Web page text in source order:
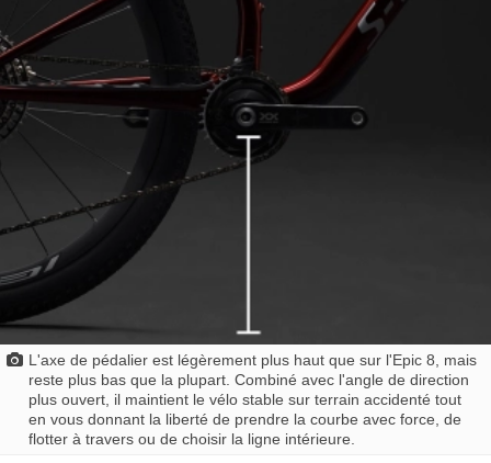
L'axe de pédalier est légèrement plus haut que sur l'Epic 8, mais
reste plus bas que la plupart. Combiné avec l'angle de direction
plus ouvert, il maintient le vélo stable sur terrain accidenté tout
en vous donnant la liberté de prendre la courbe avec force, de
flotter à travers ou de choisir la ligne intérieure.